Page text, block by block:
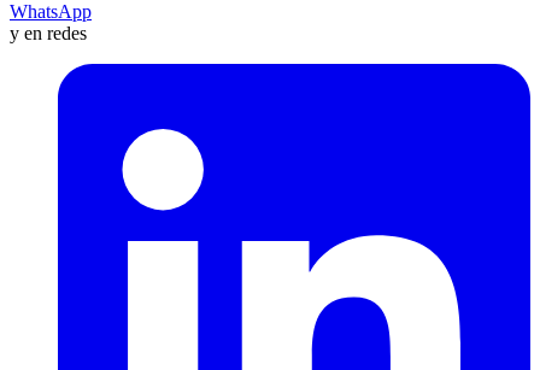
WhatsApp
y en redes